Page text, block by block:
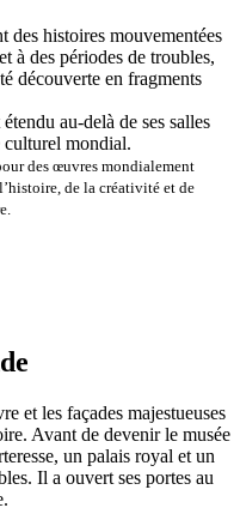
histoires mouvementées
à des périodes de troubles,
découverte en fragments
au-delà de ses salles
culturel mondial.
des œuvres mondialement
de la créativité et de
et les façades majestueuses
Avant de devenir le musée
un palais royal et un
Il a ouvert ses portes au